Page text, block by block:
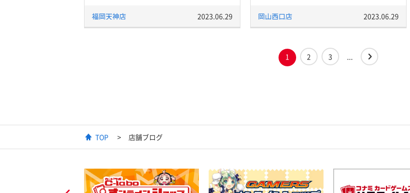
福岡天神店 2023.06.29 岡山西口店 2023.06.29
1 2 3 ...
TOP 店舗ブログ